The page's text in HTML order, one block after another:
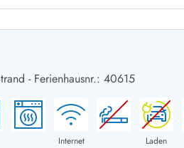
Hund
mit Sonntagswechsel
für Angler
mit Aktivitätsraum
- Ferienhausnr.: 40615
Internet Laden